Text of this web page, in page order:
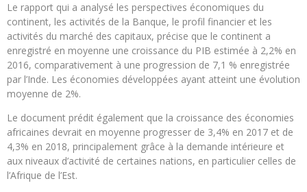
Le rapport qui a analysé les perspectives économiques du
continent, les activités de la Banque, le profil financier et les
activités du marché des capitaux, précise que le continent a
enregistré en moyenne une croissance du PIB estimée à 2,2% en
2016, comparativement à une progression de 7,1 % enregistrée
par l’Inde. Les économies développées ayant atteint une évolution
moyenne de 2%.
Le document prédit également que la croissance des économies
africaines devrait en moyenne progresser de 3,4% en 2017 et de
4,3% en 2018, principalement grâce à la demande intérieure et
aux niveaux d’activité de certaines nations, en particulier celles de
l’Afrique de l’Est.